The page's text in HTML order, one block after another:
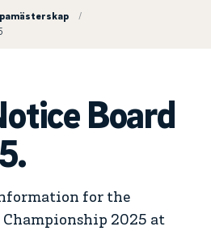
/
Board
for the
2025 at